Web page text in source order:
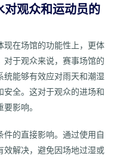
观众和运动员的
现在场馆的功能性上，更体
于观众来说，赛事场馆的
能够有效应对雨天和潮湿
全。这对于观众的进场和
影响。
的直接影响。通过使用自
解决，避免因场地过湿或